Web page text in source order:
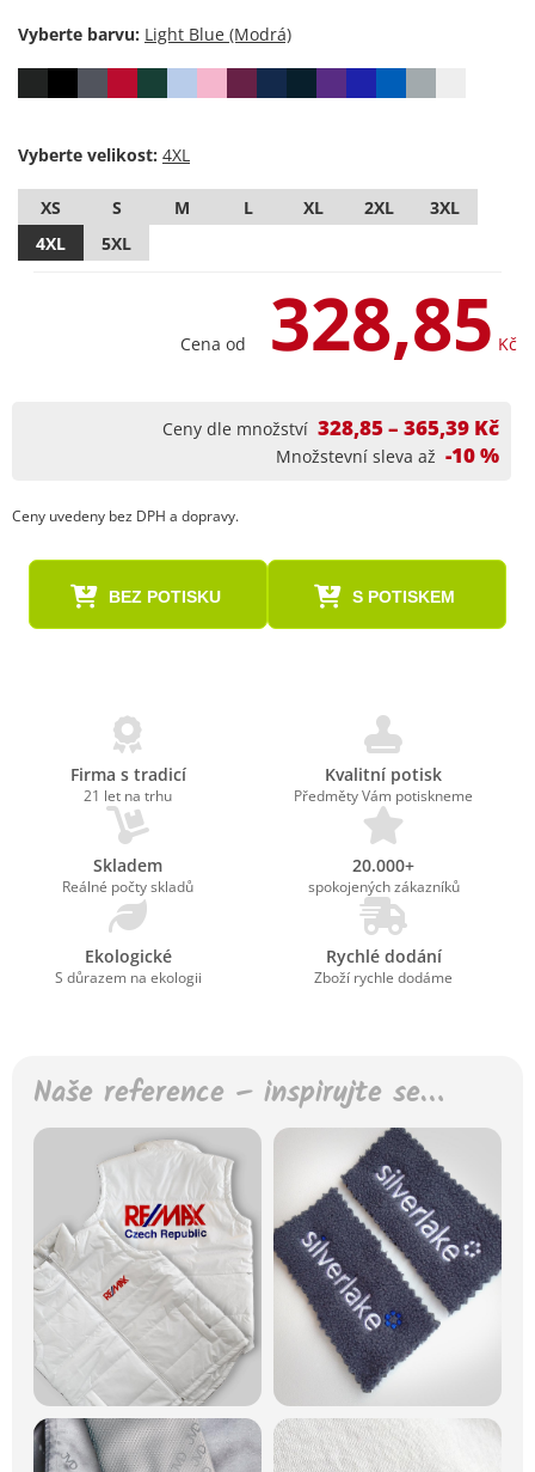
Vyberte barvu:
Vyberte velikost:
XS S M L XL 2XL
3XL
4XL
5XL
Cena od 328,85 Kč
Ceny dle množství 328,85 – 365,39 Kč
Množstevní sleva až -10 %
Ceny uvedeny bez DPH a dopravy.
BEZ POTISKU S POTISKEM
Firma s tradicí
21 let na trhu
Kvalitní potisk
Předměty Vám potiskneme
Skladem
Reálné počty skladů
20.000+
spokojených zákazníků
Ekologické
S důrazem na ekologii
Rychlé dodání
Zboží rychle dodáme
Naše reference – inspirujte se…